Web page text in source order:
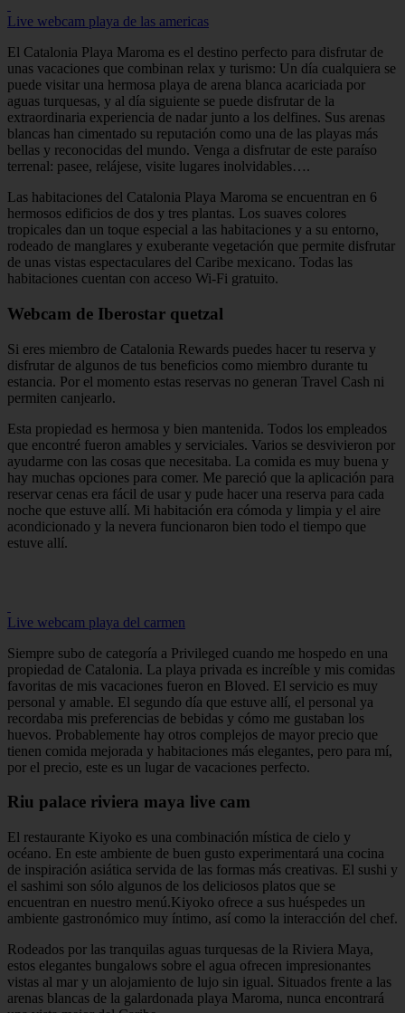
Live webcam playa de las americas
El Catalonia Playa Maroma es el destino perfecto para disfrutar de
unas vacaciones que combinan relax y turismo: Un día cualquiera se
puede visitar una hermosa playa de arena blanca acariciada por
aguas turquesas, y al día siguiente se puede disfrutar de la
extraordinaria experiencia de nadar junto a los delfines. Sus arenas
blancas han cimentado su reputación como una de las playas más
bellas y reconocidas del mundo. Venga a disfrutar de este paraíso
terrenal: pasee, relájese, visite lugares inolvidables….
Las habitaciones del Catalonia Playa Maroma se encuentran en 6
hermosos edificios de dos y tres plantas. Los suaves colores
tropicales dan un toque especial a las habitaciones y a su entorno,
rodeado de manglares y exuberante vegetación que permite disfrutar
de unas vistas espectaculares del Caribe mexicano. Todas las
habitaciones cuentan con acceso Wi-Fi gratuito.
Webcam de Iberostar quetzal
Si eres miembro de Catalonia Rewards puedes hacer tu reserva y
disfrutar de algunos de tus beneficios como miembro durante tu
estancia. Por el momento estas reservas no generan Travel Cash ni
permiten canjearlo.
Esta propiedad es hermosa y bien mantenida. Todos los empleados
que encontré fueron amables y serviciales. Varios se desvivieron por
ayudarme con las cosas que necesitaba. La comida es muy buena y
hay muchas opciones para comer. Me pareció que la aplicación para
reservar cenas era fácil de usar y pude hacer una reserva para cada
noche que estuve allí. Mi habitación era cómoda y limpia y el aire
acondicionado y la nevera funcionaron bien todo el tiempo que
estuve allí.
Live webcam playa del carmen
Siempre subo de categoría a Privileged cuando me hospedo en una
propiedad de Catalonia. La playa privada es increíble y mis comidas
favoritas de mis vacaciones fueron en Bloved. El servicio es muy
personal y amable. El segundo día que estuve allí, el personal ya
recordaba mis preferencias de bebidas y cómo me gustaban los
huevos. Probablemente hay otros complejos de mayor precio que
tienen comida mejorada y habitaciones más elegantes, pero para mí,
por el precio, este es un lugar de vacaciones perfecto.
Riu palace riviera maya live cam
El restaurante Kiyoko es una combinación mística de cielo y
océano. En este ambiente de buen gusto experimentará una cocina
de inspiración asiática servida de las formas más creativas. El sushi y
el sashimi son sólo algunos de los deliciosos platos que se
encuentran en nuestro menú.Kiyoko ofrece a sus huéspedes un
ambiente gastronómico muy íntimo, así como la interacción del chef.
Rodeados por las tranquilas aguas turquesas de la Riviera Maya,
estos elegantes bungalows sobre el agua ofrecen impresionantes
vistas al mar y un alojamiento de lujo sin igual. Situados frente a las
arenas blancas de la galardonada playa Maroma, nunca encontrará